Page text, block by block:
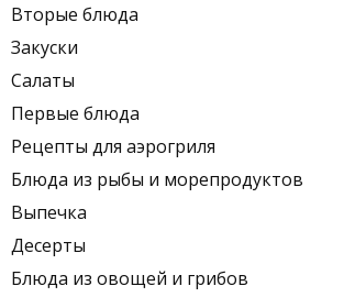
Вторые блюда
Закуски
Салаты
Первые блюда
Рецепты для аэрогриля
Блюда из рыбы и морепродуктов
Выпечка
Десерты
Блюда из овощей и грибов